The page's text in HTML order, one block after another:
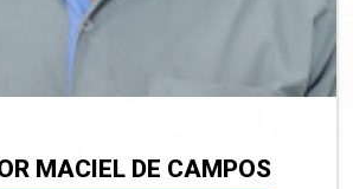
MACIEL DE CAMPOS